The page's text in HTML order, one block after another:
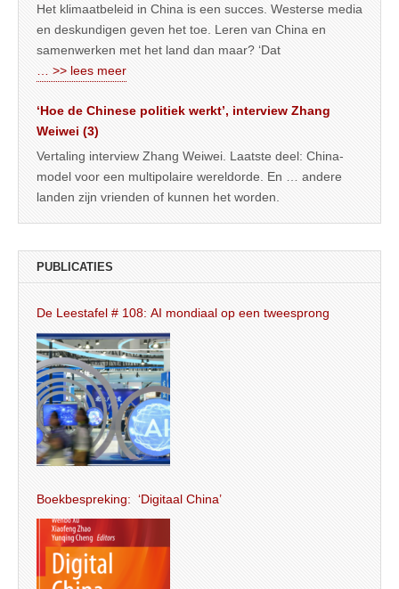
Het klimaatbeleid in China is een succes. Westerse media
en deskundigen geven het toe. Leren van China en
samenwerken met het land dan maar? ‘Dat
… >> lees meer
‘Hoe de Chinese politiek werkt’, interview Zhang
Weiwei (3)
Vertaling interview Zhang Weiwei. Laatste deel: China-
model voor een multipolaire wereldorde. En … andere
landen zijn vrienden of kunnen het worden.
PUBLICATIES
De Leestafel # 108: AI mondiaal op een tweesprong
Boekbespreking: ‘Digitaal China’